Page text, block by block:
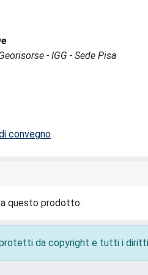
- IGG - Sede Pisa
convegno
questo prodotto.
da copyright e tutti i